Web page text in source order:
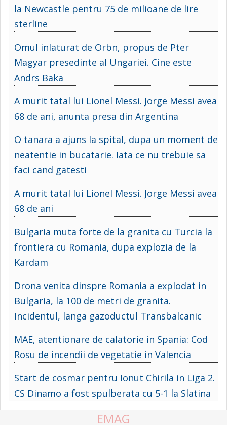
la Newcastle pentru 75 de milioane de lire
sterline
Omul inlaturat de Orbn, propus de Pter
Magyar presedinte al Ungariei. Cine este
Andrs Baka
A murit tatal lui Lionel Messi. Jorge Messi avea
68 de ani, anunta presa din Argentina
O tanara a ajuns la spital, dupa un moment de
neatentie in bucatarie. Iata ce nu trebuie sa
faci cand gatesti
A murit tatal lui Lionel Messi. Jorge Messi avea
68 de ani
Bulgaria muta forte de la granita cu Turcia la
frontiera cu Romania, dupa explozia de la
Kardam
Drona venita dinspre Romania a explodat in
Bulgaria, la 100 de metri de granita.
Incidentul, langa gazoductul Transbalcanic
MAE, atentionare de calatorie in Spania: Cod
Rosu de incendii de vegetatie in Valencia
Start de cosmar pentru Ionut Chirila in Liga 2.
CS Dinamo a fost spulberata cu 5-1 la Slatina
EMAG